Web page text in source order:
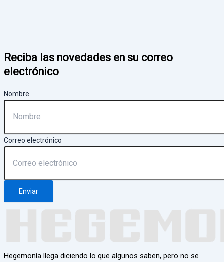
Reciba las novedades en su correo
electrónico
Nombre
Correo electrónico
Enviar
Hegemonía llega diciendo lo que algunos saben, pero no se